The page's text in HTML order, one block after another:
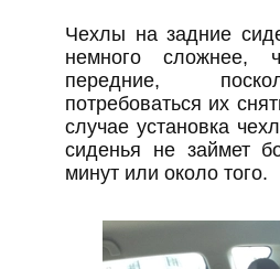
Чехлы на задние
немного сложнее,
передние,
потребоваться их
случае установка
сиденья не займет
минут или около того.